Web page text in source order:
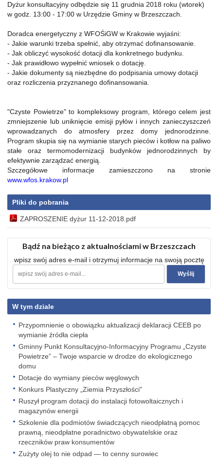
Dyżur konsultacyjny odbędzie się 11 grudnia 2018 roku (wtorek)
w godz. 13:00 - 17:00 w Urzędzie Gminy w Brzeszczach.
Doradca energetyczny z WFOŚiGW w Krakowie wyjaśni:
- Jakie warunki trzeba spełnić, aby otrzymać dofinansowanie.
- Jak obliczyć wysokość dotacji dla konkretnego budynku.
- Jak prawidłowo wypełnić wniosek o dotację.
- Jakie dokumenty są niezbędne do podpisania umowy dotacji
oraz rozliczenia przyznanego dofinansowania.
"Czyste Powietrze" to kompleksowy program, którego celem jest
zmniejszenie lub uniknięcie emisji pyłów i innych zanieczyszczeń
wprowadzanych do atmosfery przez domy jednorodzinne.
Program skupia się na wymianie starych pieców i kotłow na paliwo
stałe oraz termomodernizacji budynków jednorodzinnych by
efektywnie zarządzać energią.
Szczegółowe informacje zamieszczono na stronie
www.wfos.krakow.pl
Pliki do pobrania
ZAPROSZENIE dyżur 11-12-2018.pdf
Bądź na bieżąco z aktualnościami w Brzeszczach
wpisz swój adres e-mail i otrzymuj informacje na swoją pocztę
W tym dziale
Przypomnienie o obowiązku aktualizacji deklaracji CEEB po
wymianie źródła ciepła
Gminny Punkt Konsultacyjno-Informacyjny Programu „Czyste
Powietrze” – Twoje wsparcie w drodze do ekologicznego
domu
Dotacje do wymiany pieców węglowych
Konkurs Plastyczny „Ziemia Przyszłości"
Ruszył program dotacji do instalacji fotowoltaicznych i
magazynów energii
Szkolenie dla podmiotów świadczących nieodpłatną pomoc
prawną, nieodpłatne poradnictwo obywatelskie oraz
rzeczników praw konsumentów
Zużyty olej to nie odpad — to cenny surowiec